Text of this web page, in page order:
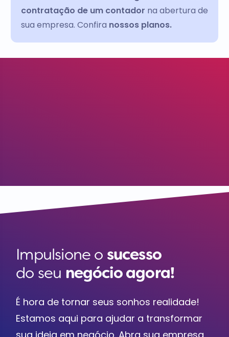
contratação de um contador na abertura de
sua empresa. Confira nossos planos.
Impulsione o sucesso
do seu negócio agora!
É hora de tornar seus sonhos realidade!
Estamos aqui para ajudar a transformar